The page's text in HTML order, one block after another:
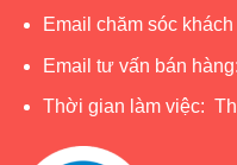
Bề mặt set ăn dặm sợi
Email chăm sóc khách
Email tư vấn bán hàng:
Thời gian làm việc: